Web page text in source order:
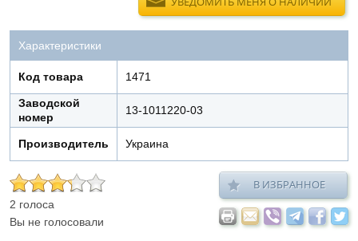
Характеристики
Код товара 1471
Заводской
номер
13-1011220-03
Производитель Украина
2 голоса
Вы не голосовали
В ИЗБРАННОЕ